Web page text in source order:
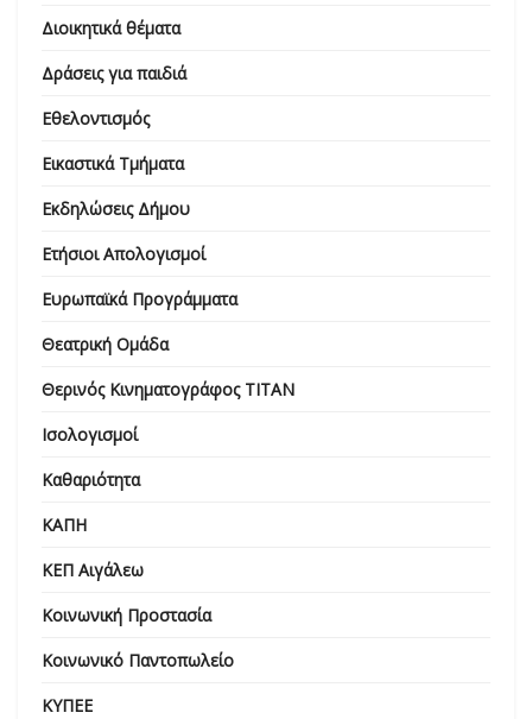
Διοικητικά θέματα
Δράσεις για παιδιά
Εθελοντισμός
Εικαστικά Τμήματα
Εκδηλώσεις Δήμου
Ετήσιοι Απολογισμοί
Ευρωπαϊκά Προγράμματα
Θεατρική Ομάδα
Θερινός Κινηματογράφος ΤΙΤΑΝ
Ισολογισμοί
Καθαριότητα
ΚΑΠΗ
ΚΕΠ Αιγάλεω
Κοινωνική Προστασία
Κοινωνικό Παντοπωλείο
ΚΥΠΕΕ